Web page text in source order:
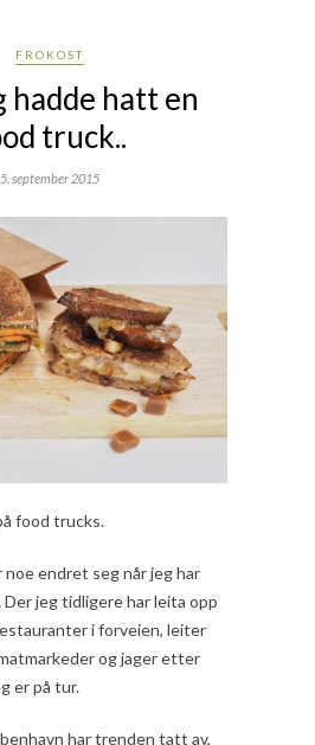
FROKOST
hadde hatt en
truck..
5. september 2015
food trucks.
endret seg når jeg har
jeg tidligere har leita opp
i forveien, leiter
og jager etter
er på tur.
har trenden tatt av,